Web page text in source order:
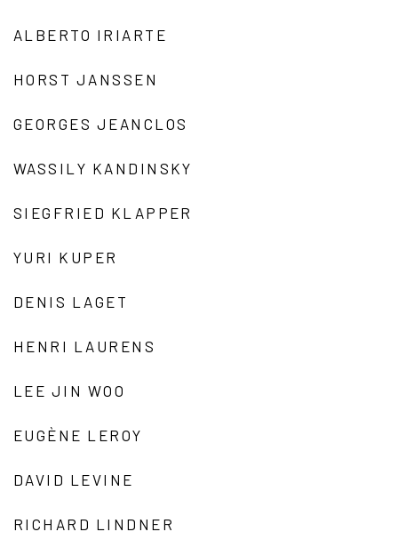
ALBERTO IRIARTE
HORST JANSSEN
GEORGES JEANCLOS
WASSILY KANDINSKY
SIEGFRIED KLAPPER
YURI KUPER
DENIS LAGET
HENRI LAURENS
LEE JIN WOO
EUGÈNE LEROY
DAVID LEVINE
RICHARD LINDNER